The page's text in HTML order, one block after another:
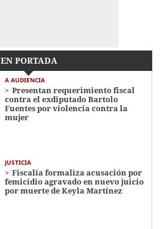
EN PORTADA
A AUDIENCIA
Presentan requerimiento fiscal
contra el exdiputado Bartolo
Fuentes por violencia contra la
mujer
JUSTICIA
Fiscalía formaliza acusación por
femicidio agravado en nuevo juicio
por muerte de Keyla Martínez